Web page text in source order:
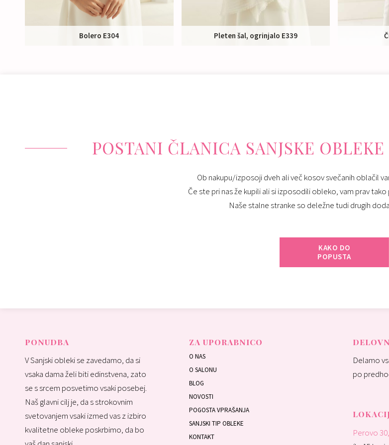
Bolero E304 Pleten šal, ogrinjalo E339
POSTANI ČLANICA SANJSKE
Ob nakupu/izposoji dveh ali več kosov svečanih oblačil
Če ste pri nas že kupili ali si izposodili obleko, vam prav
Naše stalne stranke so deležne tudi drugih
KAKO DO
POPUSTA
PONUDBA
V Sanjski obleki se zavedamo, da si
vsaka dama želi biti edinstvena, zato
se s srcem posvetimo vsaki posebej.
Naš glavni cilj je, da s strokovnim
svetovanjem vsaki izmed vas z izbiro
kvalitetne obleke poskrbimo, da bo
ZA UPORABNICO
O NAS
O SALONU
BLOG
NOVOSTI
POGOSTA VPRAŠANJA
SANJSKI TIP OBLEKE
KONTAKT
Delamo
po
Perovo